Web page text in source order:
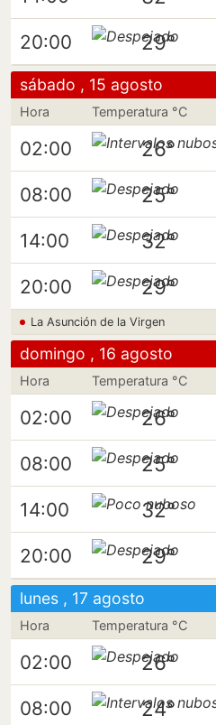
20:00 29°
sábado , 15 agosto
Hora Temperatura °C
02:00 26°
08:00 25°
14:00 32°
20:00 29°
La Asunción de la Virgen
domingo , 16 agosto
Hora Temperatura °C
02:00 26°
08:00 25°
14:00 32°
20:00 29°
lunes , 17 agosto
Hora Temperatura °C
02:00 26°
08:00 24°